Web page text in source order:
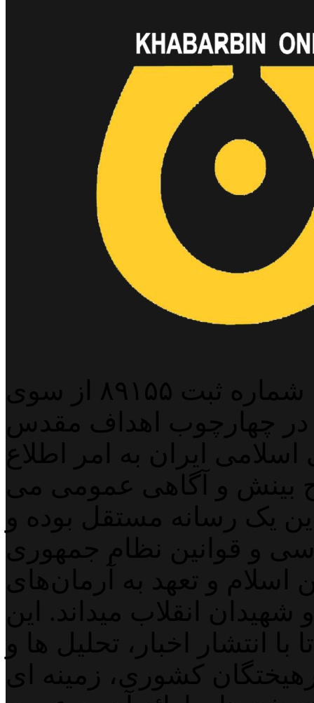
پایگاه خبری خبربین آنلاین به شماره ثبت ۸۹۱۵۵ از سوی
در چهارچوب اهداف مقدس
ایران به امر اطلاع
بینش و آگاهی عمومی می
یک رسانه مستقل بوده و
و قوانین نظام جمهوری
و تعهد به آرمان‌های
انقلاب میداند. این
انتشار اخبار، تحلیل ها و
کشوری، زمینه ای